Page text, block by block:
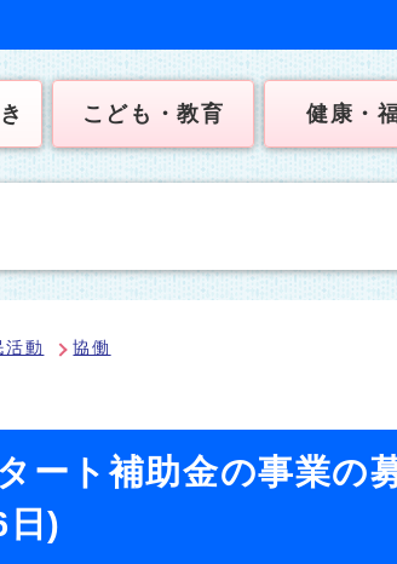
こども・教育 健康・
活動 協働
ート補助金の事業の
日)